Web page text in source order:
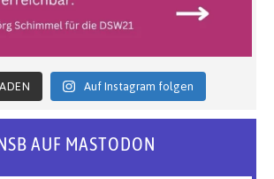
Auf Instagram folgen
AUF MASTODON